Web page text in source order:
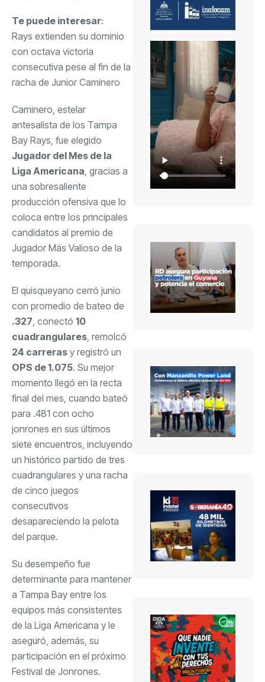
Te puede interesar:
Rays extienden su dominio
con octava victoria
consecutiva pese al fin de la
racha de Junior Caminero
Caminero, estelar
antesalista de los Tampa
Bay Rays, fue elegido
Jugador del Mes de la
Liga Americana , gracias a
una sobresaliente
producción ofensiva que lo
coloca entre los principales
candidatos al premio de
Jugador Más Valioso de la
temporada.
El quisqueyano cerró junio
con promedio de bateo de
.327 , conectó 10
cuadrangulares , remolcó
24 carreras y registró un
OPS de 1.075. Su mejor
momento llegó en la recta
final del mes, cuando bateó
para .481 con ocho
jonrones en sus últimos
siete encuentros, incluyendo
un histórico partido de tres
cuadrangulares y una racha
de cinco juegos
consecutivos
desapareciendo la pelota
del parque.
Su desempeño fue
determinante para mantener
a Tampa Bay entre los
equipos más consistentes
de la Liga Americana y le
aseguró, además, su
participación en el próximo
Festival de Jonrones.